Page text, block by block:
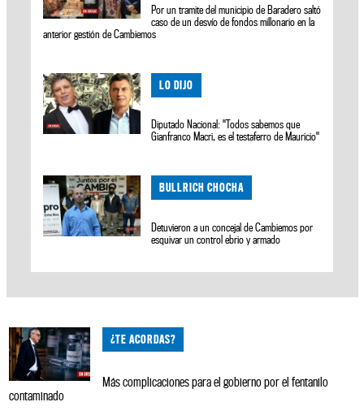
Por un tramite del municipio de Baradero saltó
caso de un desvío de fondos millonario en la
anterior gestión de Cambiemos
LO DIJO
Diputado Nacional: "Todos sabemos que
Gianfranco Macri, es el testaferro de Mauricio"
BULLRICH CHOCHA
Detuvieron a un concejal de Cambiemos por
esquivar un control ebrio y armado
¿TE ACORDAS?
Más complicaciones para el gobierno por el fentanilo
contaminado